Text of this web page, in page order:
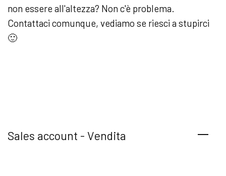
non essere all'altezza? Non c'è problema.
Contattaci comunque, vediamo se riesci a stupirci
🙂
Sales account - Vendita